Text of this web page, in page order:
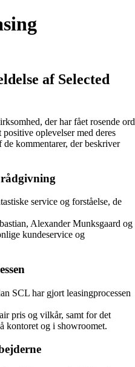
af Selected
der har fået rosende ord
oplevelser med deres
kommentarer, der beskriver
service og forståelse, de
Alexander Munksgaard og
kundeservice og
SCL har gjort leasingprocessen
pris og vilkår, samt for det
kontoret og i showroomet.